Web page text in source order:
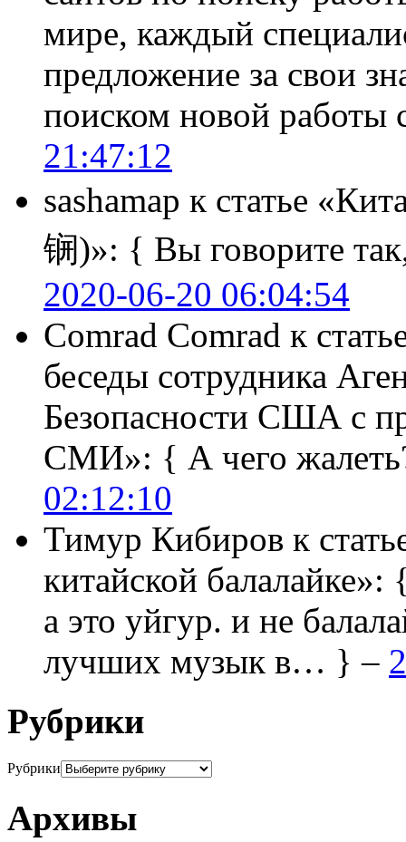
мире, каждый
предложение за свои
поиском новой
21:47:12
sashamap к статье
锎)»: { Вы говорите
2020-06-20 06:04:54
Comrad Comrad к
беседы сотрудника
Безопасности США с
СМИ»: { А чего
02:12:10
Тимур Кибиров к
китайской балалайке»:
а это уйгур. и не
лучших музык в… } –
Рубрики
Рубрики
Архивы